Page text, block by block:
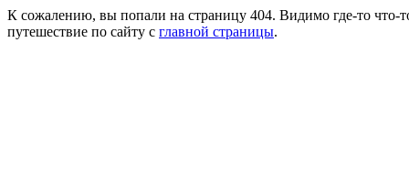
К сожалению, вы попали на страницу 404. Видимо где-то что-
путешествие по сайту с главной страницы.